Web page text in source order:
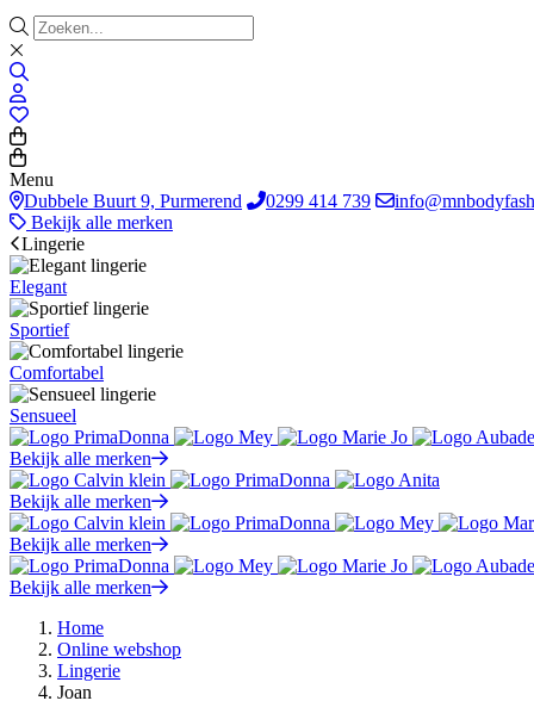
Menu
Dubbele Buurt 9, Purmerend
0299 414 739
Bekijk alle merken
Lingerie
Elegant
Sportief
Comfortabel
Sensueel
Bekijk alle merken
Bekijk alle merken
Bekijk alle merken
Bekijk alle merken
Home
Online webshop
Lingerie
Joan